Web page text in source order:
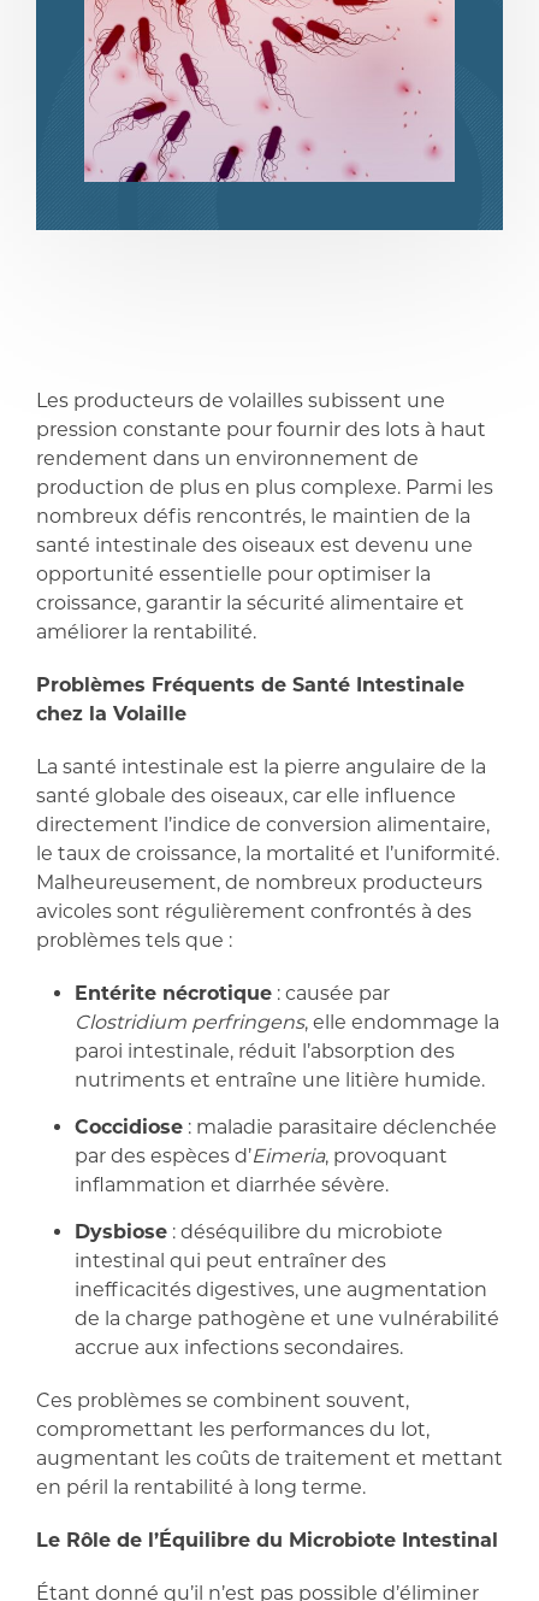
partager partager
Les producteurs de volailles subissent une
pression constante pour fournir des lots à haut
rendement dans un environnement de
production de plus en plus complexe. Parmi les
nombreux défis rencontrés, le maintien de la
santé intestinale des oiseaux est devenu une
opportunité essentielle pour optimiser la
croissance, garantir la sécurité alimentaire et
améliorer la rentabilité.
Problèmes Fréquents de Santé Intestinale
chez la Volaille
La santé intestinale est la pierre angulaire de la
santé globale des oiseaux, car elle influence
directement l’indice de conversion alimentaire,
le taux de croissance, la mortalité et l’uniformité.
Malheureusement, de nombreux producteurs
avicoles sont régulièrement confrontés à des
problèmes tels que :
Entérite nécrotique : causée par
Clostridium perfringens, elle endommage la
paroi intestinale, réduit l’absorption des
nutriments et entraîne une litière humide.
Coccidiose : maladie parasitaire déclenchée
par des espèces d’Eimeria, provoquant
inflammation et diarrhée sévère.
Dysbiose : déséquilibre du microbiote
intestinal qui peut entraîner des
inefficacités digestives, une augmentation
de la charge pathogène et une vulnérabilité
accrue aux infections secondaires.
Ces problèmes se combinent souvent,
compromettant les performances du lot,
augmentant les coûts de traitement et mettant
en péril la rentabilité à long terme.
Le Rôle de l’Équilibre du Microbiote Intestinal
Étant donné qu’il n’est pas possible d’éliminer